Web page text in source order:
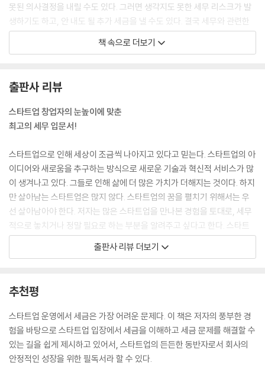
못된 의사결정을 내릴 수도 있다. 그러면 생각지도 못한 세무 리스크가 발
생하기도 하고, 안 내도 될 추가 세금을 낼 수도 있다. 결국 세무와 관련한
최종 의사결정은 대표의 몫이다. 외부 세무사나 내부 회계 직원이 세무 업
무를 대신해줄 수는 있지만 내 사업을 전부 책임져주지는 못한다.
물론 스타트업의 성공과 실패가 한 가지 요인만으로 결정되는 것은 아니
다. 하지만 자금 조달은 스타트업의 생사를 결정짓는 데 무엇보다 중요하
고, 세무 관리는 자금 조달에 결정적인 영향을 미친다. 잘 관리된 세무는 자
해서는 투자자의 신뢰를 얻어야 한다. 사업 계획이나 모델이 아무리 훌륭
해도 재무제표 작성과 세무 관리가 부실하면 투자자의 신뢰를 얻기 힘들
다. 재무제표 부실 작성으로 자금 조달에 실패한 스타트업을 많이 보았다.
또한 세무 관리를 통한 절세는 불필요한 자금 유출을 방지한다. 동일한 매
출과 비용이 발생해도 합법적으로 절세할 수 있는 부분을 최대한 활용한다
면 실제 납부하는 세금은 매우 큰 차이가 나기도 한다. 또한 세무 관리가 부
실하면 불필요한 가산세까지 납부해야 하는 상황으로 연결되기도 한다. 세
금이 과도하게 발생하면 안 그래도 부족한 자금이 더욱 빨리 고갈된다. 충
실한 세무 관리를 통한 절세는 부족한 사업 자금을 지키는 길이다. 만약 자
고, 이로 인해 투자자나 지원금 주관기관의 신뢰도는 더욱 하락할 것이다.
--- p.18
간혹 일부 대표 중에는 세무를 가볍게 생각하고 “나중에 걸리면 세금 내면
되지”라고 하는 사람도 있다. 더구나 이런 생각을 자랑처럼 주변 사람들에
책 속으로 더보기
출판사 리뷰
스타트업 창업자의 눈높이에 맞춘
최고의 세무 입문서!
스타트업으로 인해 세상이 조금씩 나아지고 있다고 믿는다. 스타트업의 아
이디어와 새로움을 추구하는 방식으로 새로운 기술과 혁신적 서비스가 많
이 생겨나고 있다. 그들로 인해 삶에 더 많은 가치가 더해지는 것이다. 하지
만 살아남는 스타트업은 많지 않다. 스타트업의 꿈을 펼치기 위해서는 우
선 살아남아야 한다. 저자는 많은 스타트업을 만나본 경험을 토대로, 세무
적으로 놓치거나 정말 필요로 하는 부분을 알려주고 싶다고 한다. 스타트
업이 살아남을 수 있게 도움을 주고, 진심으로 응원하고 싶다. 스타트업은
고난의 연속이다. 지금 하는 사업이 뜻대로 잘되지 않더라도 부디 절망하
실패를 실패로만 보지 않고 한 단계 성장할 기회로 보는 것은 관점과 태도
의 차이다. 투자 유치가 잘되지 않고, 믿었던 직원에게 배신당하고, 혼신의
힘을 다해 만든 제품이 시장에서 당장은 반응을 얻지 못해도 버텨야 한다.
누구나 겪는 과정이고, 이를 겪어야 성장한다. 어려움이 있어야 고민과 노
력을 기울이고, 그 틀을 깨고 나와야 날개를 펼칠 수 있듯이 말이다.
출판사 리뷰 더보기
추천평
스타트업 운영에서 세금은 가장 어려운 문제다. 이 책은 저자의 풍부한 경
험을 바탕으로 스타트업 입장에서 세금을 이해하고 세금 문제를 해결할 수
있는 길을 쉽게 제시하고 있어서, 스타트업의 든든한 동반자로서 회사의
안정적인 성장을 위한 필독서라 할 수 있다.